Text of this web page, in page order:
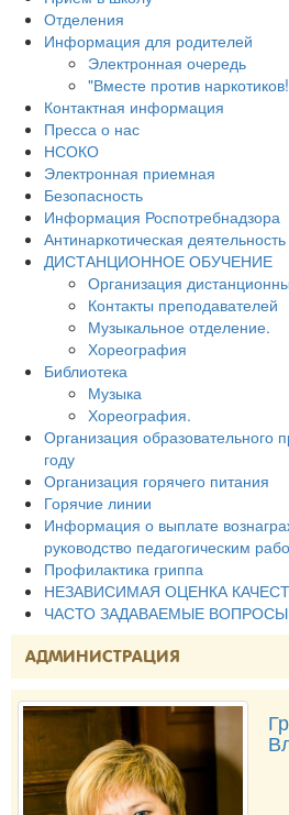
Отделения
Информация для родителей
Электронная очередь
"Вместе против
Контактная информация
Пресса о нас
НСОКО
Электронная приемная
Безопасность
Информация Роспотребнадзора
Антинаркотическая деятельность
ДИСТАНЦИОННОЕ ОБУЧЕНИЕ
Организация
Контакты преподавателей
Музыкальное отделение.
Хореография
Библиотека
Музыка
Хореография.
Организация образовательного
году
Организация горячего питания
Горячие линии
Информация о выплате
руководство педагогическим
Профилактика гриппа
НЕЗАВИСИМАЯ ОЦЕНКА
ЧАСТО ЗАДАВАЕМЫЕ ВОПРОСЫ
АДМИНИСТРАЦИЯ